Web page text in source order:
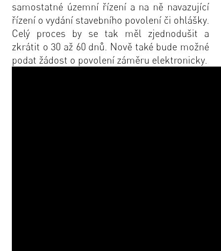
samostatné územní řízení a na ně navazující
řízení o vydání stavebního povolení či ohlášky.
Celý proces by se tak měl zjednodušit a
zkrátit o 30 až 60 dnů. Nově také bude možné
podat žádost o povolení záměru elektronicky.